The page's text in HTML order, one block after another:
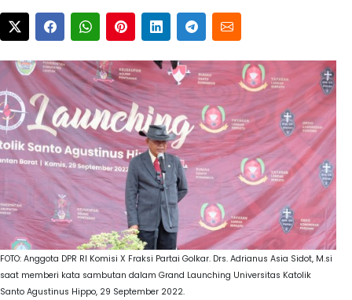
FOTO: Anggota DPR RI Komisi X Fraksi Partai Golkar. Drs. Adrianus Asia Sidot, M.si
saat memberi kata sambutan dalam Grand Launching Universitas Katolik
Santo Agustinus Hippo, 29 September 2022.